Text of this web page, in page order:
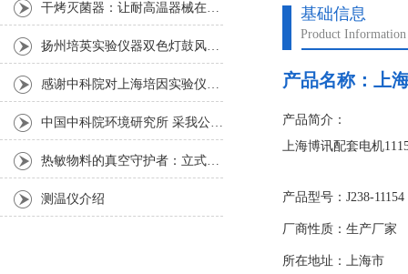
基础信息
Product Information
产品名称： 上
产品简介：
上海博讯配套电机
名称：异步电动机
适用范围：高温干燥
优点：耐高温全铜电
产品型号：J238-11154
厂商性质：生产厂家
所在地址：上海市
干烤灭菌器：让耐高温器械在无水高温中重获无菌新生
扬州培英实验仪器双色灯鼓风干燥箱
感谢中科院对上海培因实验仪器的认可
中国中科院环境研究所 采我公司仪器300L人工气候箱 实验效果获高度评价
热敏物料的真空守护者：立式真空干燥箱选购指南
测温仪介绍